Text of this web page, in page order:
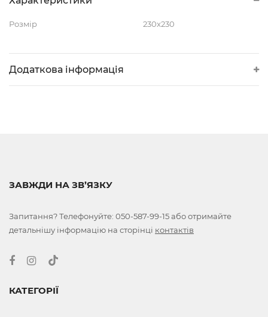
Розмір 230x230
Додаткова інформація
ЗАВЖДИ НА ЗВ’ЯЗКУ
Запитання? Телефонуйте: 050-587-99-15або отримайте
детальнішу інформацію на сторінці контактів
КАТЕГОРІЇ